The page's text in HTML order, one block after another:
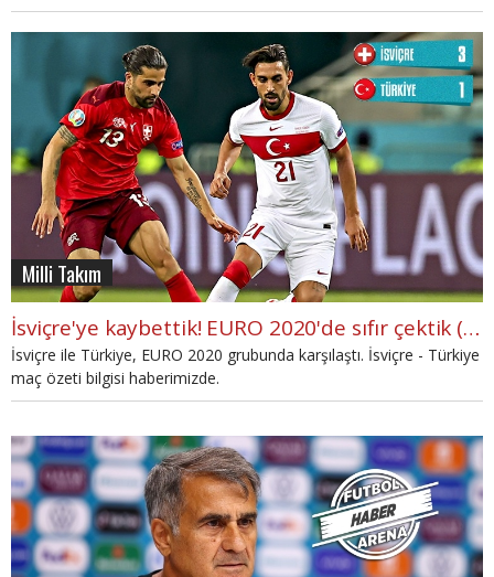
Milli Takım
İsviçre'ye kaybettik! EURO 2020'de sıfır çektik (İZLE)
İsviçre ile Türkiye, EURO 2020 grubunda karşılaştı. İsviçre - Türkiye
maç özeti bilgisi haberimizde.